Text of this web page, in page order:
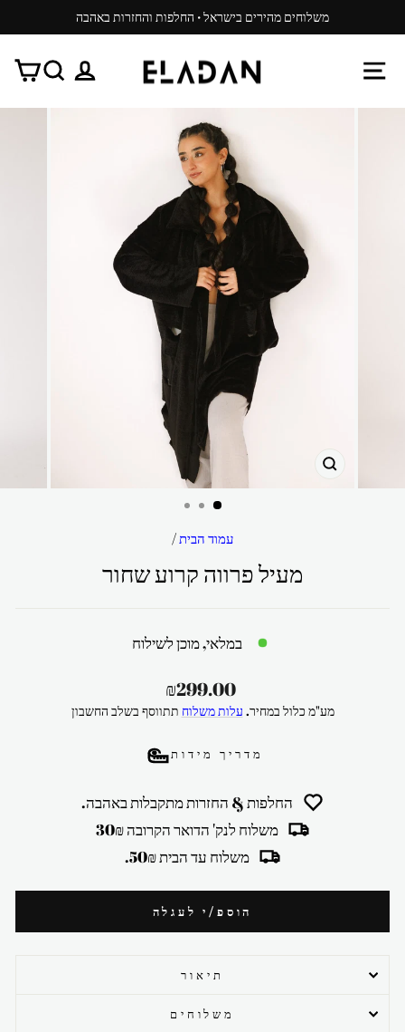
לתוכן
עצור
ניגון
משלוחים מהירים בישראל · החלפות והחזרות באהבה
התנתק
חפש
עמוד הבית/
מעיל פרווה קרוע שחור
במלאי, מוכן לשילוח
מחיר
רגיל
₪299.00
מע"מ כלול במחיר. עלות משלוח תתווסף בשלב החשבון
מדריך מידות
החלפות & החזרות מתקבלות באהבה.
משלוח לנק' הדואר הקרובה 30₪
משלוח עד הבית 50₪.
הוספ/י לעגלה
תיאור
משלוחים